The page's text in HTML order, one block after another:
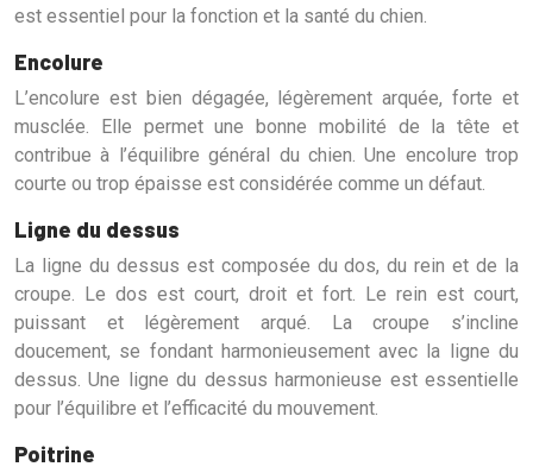
est essentiel pour la fonction et la santé du chien.
Encolure
L’encolure est bien dégagée, légèrement arquée, forte et
musclée. Elle permet une bonne mobilité de la tête et
contribue à l’équilibre général du chien. Une encolure trop
courte ou trop épaisse est considérée comme un défaut.
Ligne du dessus
La ligne du dessus est composée du dos, du rein et de la
croupe. Le dos est court, droit et fort. Le rein est court,
puissant et légèrement arqué. La croupe s’incline
doucement, se fondant harmonieusement avec la ligne du
dessus. Une ligne du dessus harmonieuse est essentielle
pour l’équilibre et l’efficacité du mouvement.
Poitrine